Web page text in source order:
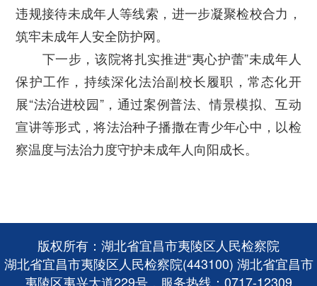
违规接待未成年人等线索，进一步凝聚检校合力，
筑牢未成年人安全防护网。
下一步，该院将扎实推进“夷心护蕾”未成年人
保护工作，持续深化法治副校长履职，常态化开
展“法治进校园”，通过案例普法、情景模拟、互动
宣讲等形式，将法治种子播撒在青少年心中，以检
察温度与法治力度守护未成年人向阳成长。
版权所有：湖北省宜昌市夷陵区人民检察院
湖北省宜昌市夷陵区人民检察院(443100) 湖北省宜昌市
夷陵区夷兴大道229号，服务热线：0717-12309